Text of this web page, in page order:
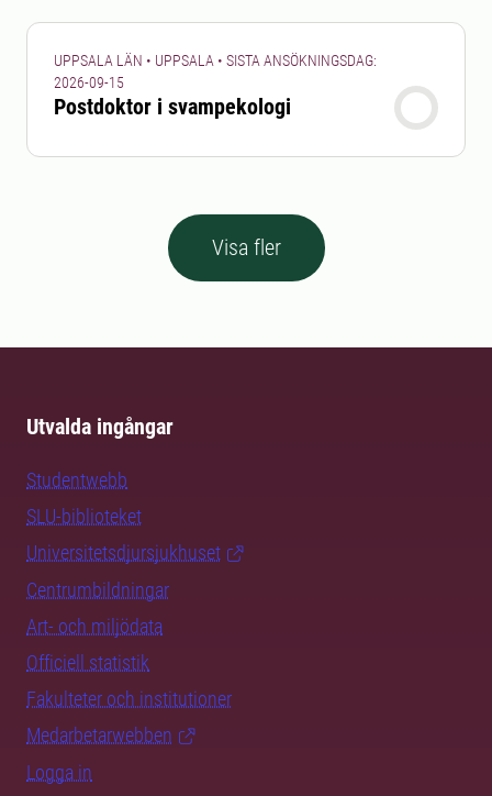
UPPSALA LÄN • UPPSALA • SISTA ANSÖKNINGSDAG:
2026-09-15
Postdoktor i svampekologi
Visa fler
Utvalda ingångar
Studentwebb
SLU-biblioteket
Universitetsdjursjukhuset
Centrumbildningar
Art- och miljödata
Officiell statistik
Fakulteter och institutioner
Medarbetarwebben
Logga in